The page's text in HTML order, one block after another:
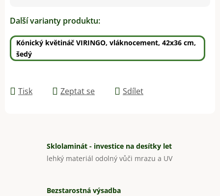
Další varianty produktu:
Kónický květináč VIRINGO, vláknocement, 42x36 cm,
šedý
Tisk Zeptat se Sdílet
Sklolaminát - investice na desítky let
lehký materiál odolný vůči mrazu a UV
Bezstarostná výsadba